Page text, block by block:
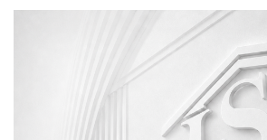
prej 2023 me vetë kontributin e stafit
Gjithsesi, gjatë viteve të fundit ISP
angazhime të tjera specifike lidhur
parlamentit, të tilla si, monitorimi i
dekriminalizimit (mbështetur nga
standardeve të Kodit të Sjelljes dhe